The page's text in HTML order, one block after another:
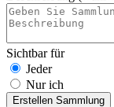
Sichtbar für
Jeder
Nur ich
Erstellen Sammlung